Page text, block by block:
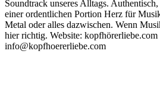
Soundtrack unseres Alltags.
einer ordentlichen Portion Herz für
Metal oder alles dazwischen. Wenn
hier richtig. Website: kopfhörerliebe.com
info@kopfhoererliebe.com